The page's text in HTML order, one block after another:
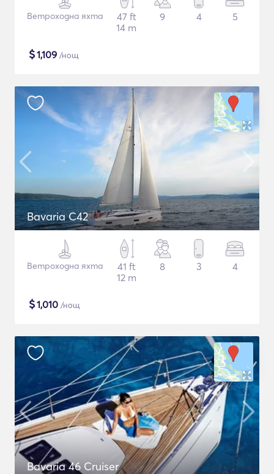
Ветроходна яхта
47 ft
14 m
9 4 5
$1,109 /нощ
Bavaria C42
Ветроходна яхта
41 ft
12 m
8 3 4
$1,010 /нощ
Bavaria 46 Cruiser